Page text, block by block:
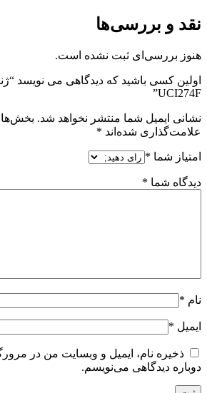
نقد و بررسی‌ها
هنوز بررسی‌ای ثبت نشده است.
اولین کسی باشید که دیدگاهی می نویسد
UCI274F”
نشانی ایمیل شما منتشر نخواهد شد.
علامت‌گذاری شده‌اند *
امتیاز شما *
دیدگاه شما *
نام *
ایمیل *
ذخیره نام، ایمیل و وبسایت من در
دوباره دیدگاهی می‌نویسم.